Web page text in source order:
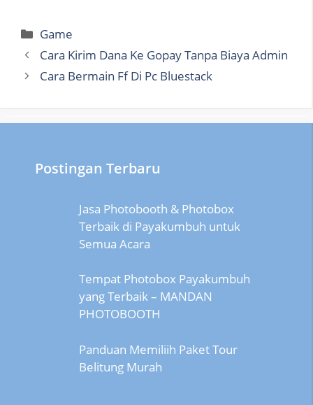
Categories
Game
Cara Kirim Dana Ke Gopay Tanpa Biaya Admin
Cara Bermain Ff Di Pc Bluestack
Postingan Terbaru
Jasa Photobooth & Photobox
Terbaik di Payakumbuh untuk
Semua Acara
Tempat Photobox Payakumbuh
yang Terbaik – MANDAN
PHOTOBOOTH
Panduan Memiliih Paket Tour
Belitung Murah